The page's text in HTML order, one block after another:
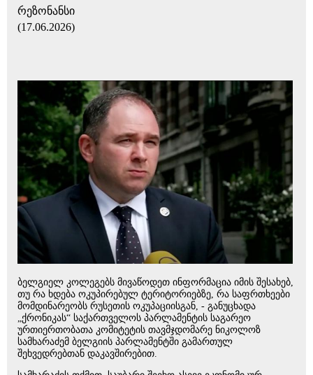
რეზონანსი
(17.06.2026)
ბელგიელ კოლეგებს მივაწოდეთ ინფორმაცია იმის შესახებ,
თუ რა ხდება ოკუპირებულ ტერიტორიებზე, რა საფრთხეები
მომდინარეობს რუსეთის ოკუპაციისგან, - განუცხადა
„ქრონიკას“ საქართველოს პარლამენტის საგარეო
ურთიერთობათა კომიტეტის თავმჯდომარე ნიკოლოზ
სამხარაძემ ბელგიის პარლამენტში გამართულ
შეხვედრებთან დაკავშირებით.